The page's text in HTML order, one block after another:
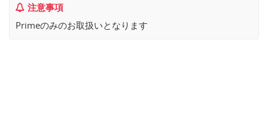
注意事項
Primeのみのお取扱いとなります